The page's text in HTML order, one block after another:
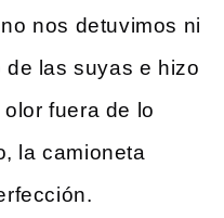
nos detuvimos ni
de las suyas e hizo
fuera de lo
la camioneta